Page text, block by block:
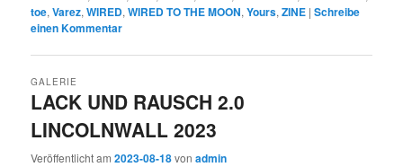
toe,Varez,WIRED,WIRED TO THE MOON,Yours,ZINE |Schreibe
einen Kommentar
LACK UND RAUSCH 2.0
LINCOLNWALL 2023
GALERIE
Veröffentlicht am2023-08-18vonadmin